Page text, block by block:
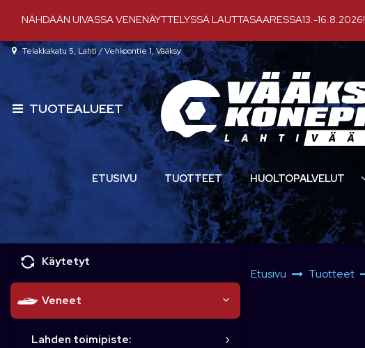
NÄHDÄÄN UIVASSA VENENÄYTTELYSSÄ LAUTTASAARESSA13.-16.8.2026!
Telakkakatu 5, Lahti / Vehkoontie 1, Vääksy
TUOTEALUEET
ETUSIVU TUOTTEET HUOLTOPALVELUT
Käytetyt
Veneet
Lahden toimipiste:
Etusivu Tuotteet